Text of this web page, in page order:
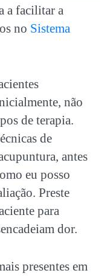
a facilitar a
no Sistema
não
de terapia.
de
antes
eu posso
Preste
para
dor.
presentes em